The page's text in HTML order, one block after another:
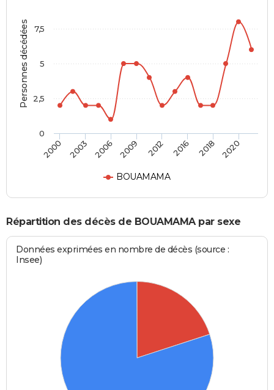
Personnes décédées
BOUAMAMA
2000 2003 2006 2009 2012 2016 2018 2020
0
2,5
5
7,5
Répartition des décès de BOUAMAMA par sexe
Données exprimées en nombre de décès (source :
Insee)